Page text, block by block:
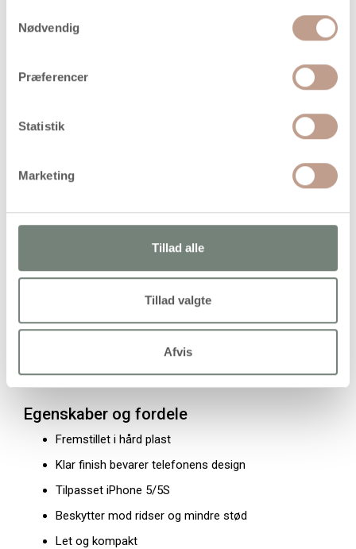
Nødvendig
Præferencer
Statistik
Marketing
Tillad alle
Tillad valgte
Afvis
Forebyggelse af ridser
Opbevaring i taske eller lomme
Produkttype: Mobilcover
Passer til: iPhone 5 / 5S
Materiale: Hård plast
Mål: 6 × 12,5 cm
Antal: 1 stk.
Egenskaber og fordele
Fremstillet i hård plast
Klar finish bevarer telefonens design
Tilpasset iPhone 5/5S
Beskytter mod ridser og mindre stød
Let og kompakt